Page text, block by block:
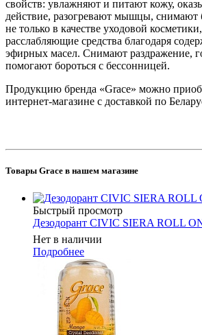
свойств: увлажняют и питают кожу,
действие, разогревают мышцы, снимают
не только в качестве уходовой
расслабляющие средства благодаря
эфирных масел. Снимают раздражение,
помогают бороться с бессонницей.
Продукцию бренда «Grace» можно
интернет-магазине с доставкой по
Товары Grace в нашем магазине
Быстрый просмотр
Дезодорант CIVIC SIERA ROLL
Нет в наличии
Подробнее